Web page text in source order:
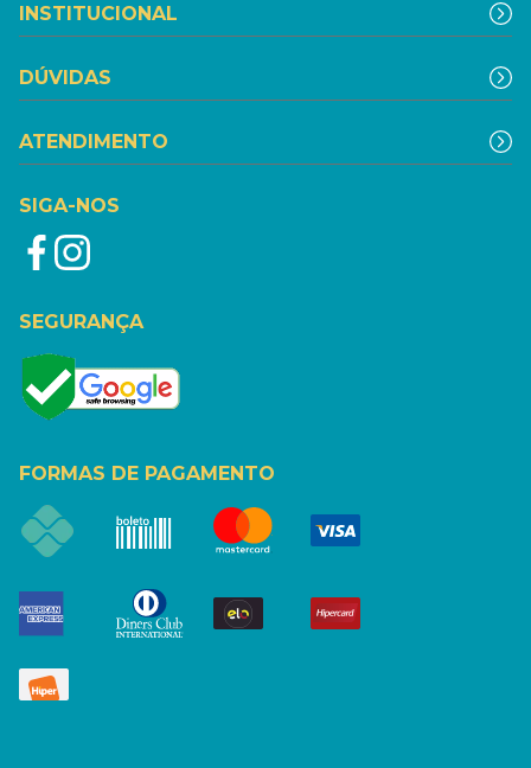
INSTITUCIONAL
DÚVIDAS
ATENDIMENTO
SIGA-NOS
SEGURANÇA
FORMAS DE PAGAMENTO